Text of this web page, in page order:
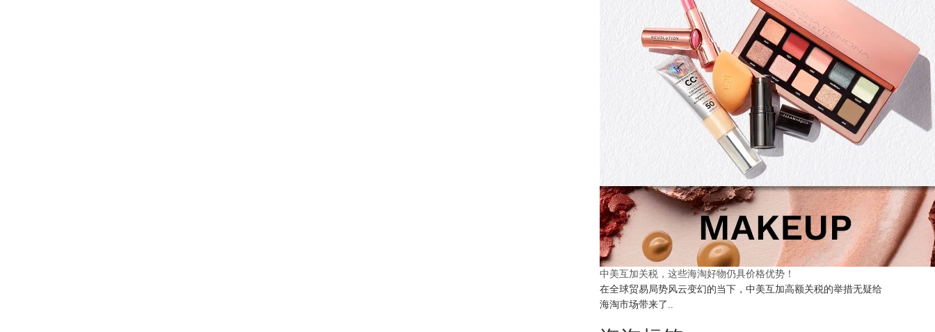
中美互加关税，这些海淘好物仍具价格优势！
在全球贸易局势风云变幻的当下，中美互加高额关税的举措无疑给
海淘市场带来了..